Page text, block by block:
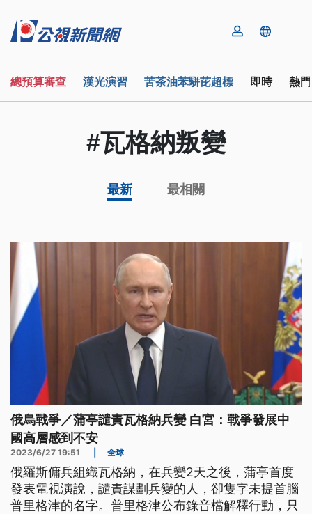
總預算審查 漢光演習 苦茶油苯駢芘超標 即時 熱
#瓦格納叛變
最新 最相關
俄烏戰爭／蒲亭譴責瓦格納兵變 白宮：戰爭發展中
國高層感到不安
2023/6/27 19:51 全球
俄羅斯傭兵組織瓦格納，在兵變2天之後，蒲亭首度
發表電視演說，譴責謀劃兵變的人，卻隻字未提首腦
普里格津的名字。普里格津公布錄音檔解釋行動，只